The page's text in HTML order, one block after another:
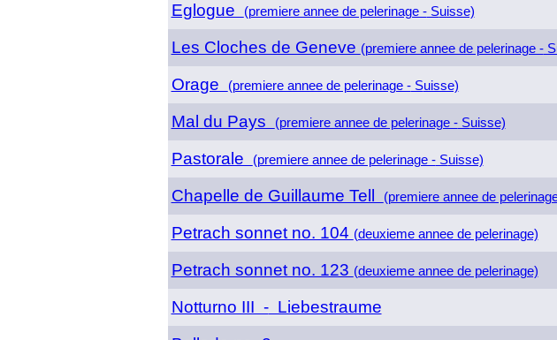
Eglogue (premiere annee de pelerinage -Suisse)
Les Cloches de Geneve (premiere annee de pelerinage -
Orage (premiere annee de pelerinage -Suisse)
Mal du Pays (premiere annee de pelerinage -Suisse)
Pastorale (premiere annee de pelerinage -Suisse)
Chapelle de Guillaume Tell (premiere annee de
Petrach sonnet no. 104 (deuxieme annee de pelerinage)
Petrach sonnet no. 123 (deuxieme annee de pelerinage)
Notturno III -Liebestraume